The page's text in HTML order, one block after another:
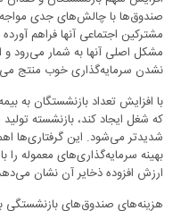
صندوق‌ها با چالش‌های جدی
مشترکین اجتماعی آنها فراهم
مشکل اصلی آنها به شمار می‌رود و
نشدن سرمایه‌گذاری خوب منتج
با افزایش تعداد بازنشستگان به
که شغل ایجاد کند، بازنشسته
شدیدتر می‌شود. این گرفتاری‌ها
بهینه سرمایه‌گذاری‌های معموله را
ارزش افزوده ذخایر آن نشان
هزینه‌های صندوق‌های بازنشستگی